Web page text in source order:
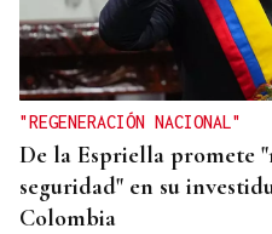
"REGENERACIÓN NACIONAL"
De la Espriella promete
seguridad" en su
Colombia